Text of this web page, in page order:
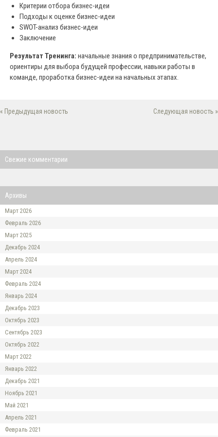
Критерии отбора бизнес-идеи
Подходы к оценке бизнес-идеи
SWOT-анализ бизнес-идеи
Заключение
Результат Тренинга: начальные знания о предпринимательстве,
ориентиры для выбора будущей профессии, навыки работы в
команде, проработка бизнес-идеи на начальных этапах.
« Предыдущая новость Следующая новость »
Свежие комментарии
Архивы
Март 2026
Февраль 2026
Март 2025
Декабрь 2024
Апрель 2024
Март 2024
Февраль 2024
Январь 2024
Декабрь 2023
Октябрь 2023
Сентябрь 2023
Октябрь 2022
Март 2022
Январь 2022
Декабрь 2021
Ноябрь 2021
Май 2021
Апрель 2021
Февраль 2021